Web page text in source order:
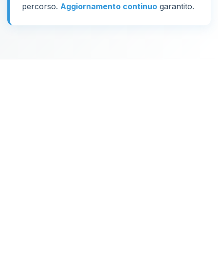
percorso. Aggiornamento continuo garantito.